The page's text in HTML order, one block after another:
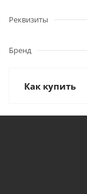
Реквизиты
Бренд
Как купить